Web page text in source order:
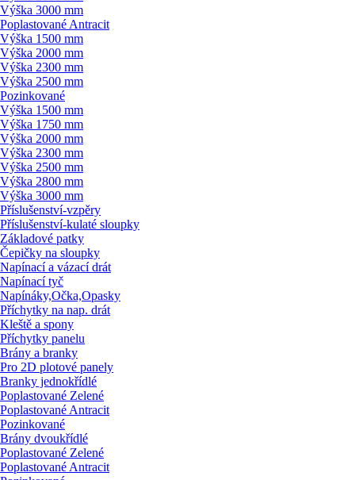
Výška 3000 mm
Poplastované Antracit
Výška 1500 mm
Výška 2000 mm
Výška 2300 mm
Výška 2500 mm
Pozinkované
Výška 1500 mm
Výška 1750 mm
Výška 2000 mm
Výška 2300 mm
Výška 2500 mm
Výška 2800 mm
Výška 3000 mm
Příslušenství-vzpěry
Příslušenství-kulaté sloupky
Základové patky
Čepičky na sloupky
Napínací a vázací drát
Napínací tyč
Napínáky,Očka,Opasky
Příchytky na nap. drát
Kleště a spony
Příchytky panelu
Brány a branky
Pro 2D plotové panely
Branky jednokřídlé
Poplastované Zelené
Poplastované Antracit
Pozinkované
Brány dvoukřídlé
Poplastované Zelené
Poplastované Antracit